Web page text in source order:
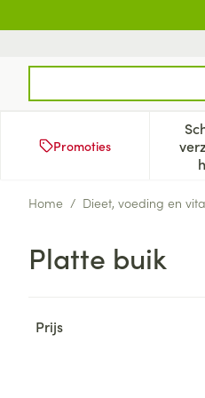
Promoties
Home / Dieet, voeding en
Platte buik
Prijs